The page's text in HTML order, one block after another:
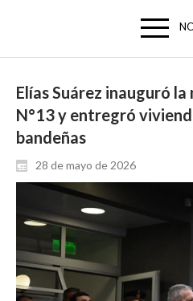
Elías Suárez inauguró
N°13 y entregró
bandeñas
28 de mayo de 2026